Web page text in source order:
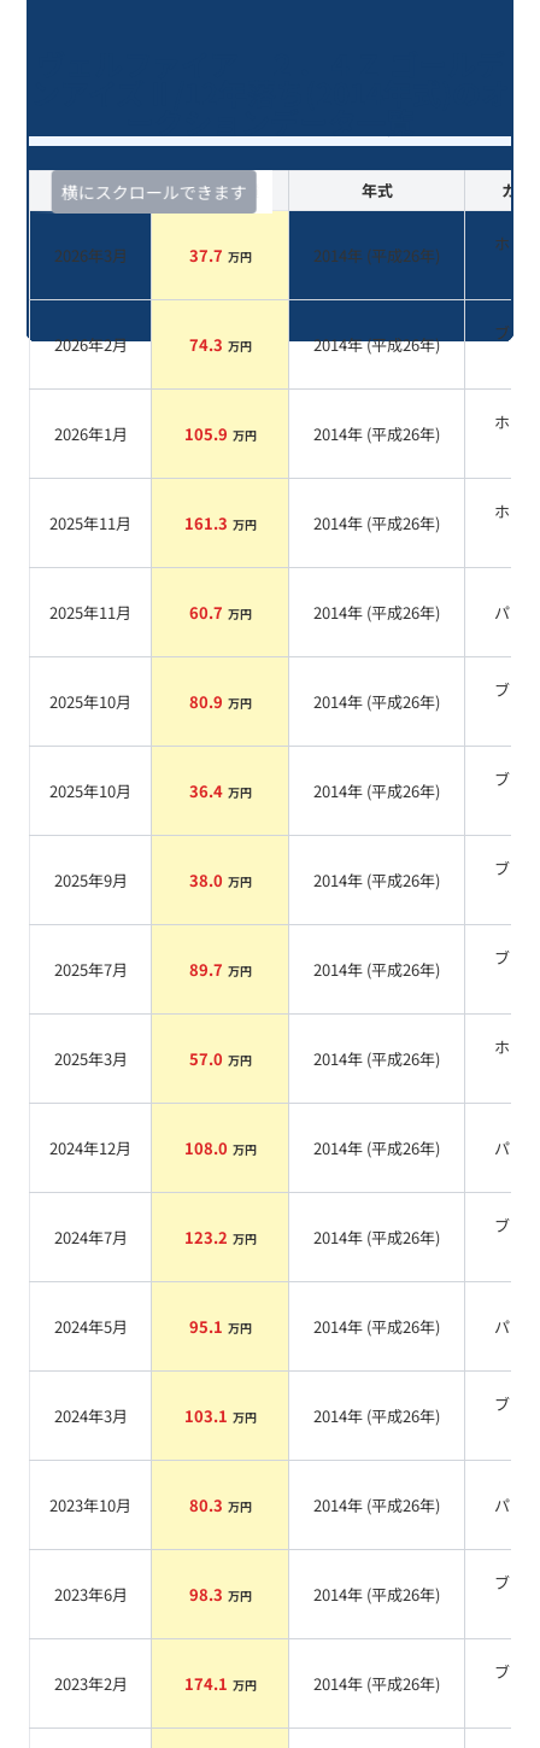
横にスクロールできます
査定時期 セルカ実績 年式 カラ
2026年3月 37.7 万円 2014年 (平成26年)
ホワ
2026年2月 74.3 万円 2014年 (平成26年)
ブラ
2026年1月 105.9 万円 2014年 (平成26年)
ホワ
2025年11月 161.3 万円 2014年 (平成26年)
ホワ
2025年11月 60.7 万円 2014年 (平成26年) パール
2025年10月 80.9 万円 2014年 (平成26年)
ブラ
2025年10月 36.4 万円 2014年 (平成26年)
ブラ
2025年9月 38.0 万円 2014年 (平成26年)
ブラ
2025年7月 89.7 万円 2014年 (平成26年)
ブラ
2025年3月 57.0 万円 2014年 (平成26年)
ホワ
2024年12月 108.0 万円 2014年 (平成26年) パール
2024年7月 123.2 万円 2014年 (平成26年)
ブラ
2024年5月 95.1 万円 2014年 (平成26年) パール
2024年3月 103.1 万円 2014年 (平成26年)
ブラ
2023年10月 80.3 万円 2014年 (平成26年) パール
2023年6月 98.3 万円 2014年 (平成26年)
ブラ
2023年2月 174.1 万円 2014年 (平成26年)
ブラ